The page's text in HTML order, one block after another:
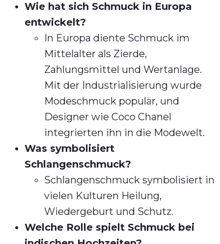
Wie hat sich Schmuck in Europa
entwickelt?
In Europa diente Schmuck im
Mittelalter als Zierde,
Zahlungsmittel und Wertanlage.
Mit der Industrialisierung wurde
Modeschmuck populär, und
Designer wie Coco Chanel
integrierten ihn in die Modewelt.
Was symbolisiert
Schlangenschmuck?
Schlangenschmuck symbolisiert in
vielen Kulturen Heilung,
Wiedergeburt und Schutz.
Welche Rolle spielt Schmuck bei